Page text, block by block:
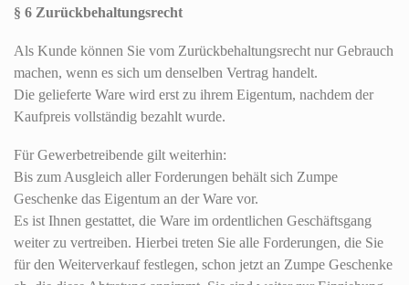
§ 6 Zurückbehaltungsrecht
Als Kunde können Sie vom Zurückbehaltungsrecht nur Gebrauch
machen, wenn es sich um denselben Vertrag handelt.
Die gelieferte Ware wird erst zu ihrem Eigentum, nachdem der
Kaufpreis vollständig bezahlt wurde.
Für Gewerbetreibende gilt weiterhin:
Bis zum Ausgleich aller Forderungen behält sich Zumpe
Geschenke das Eigentum an der Ware vor.
Es ist Ihnen gestattet, die Ware im ordentlichen Geschäftsgang
weiter zu vertreiben. Hierbei treten Sie alle Forderungen, die Sie
für den Weiterverkauf festlegen, schon jetzt an Zumpe Geschenke